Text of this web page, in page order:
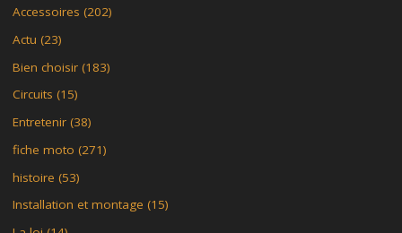
Accessoires (202)
Actu (23)
Bien choisir(183)
Circuits (15)
Entretenir(38)
fiche moto (271)
histoire (53)
Installation et montage (15)